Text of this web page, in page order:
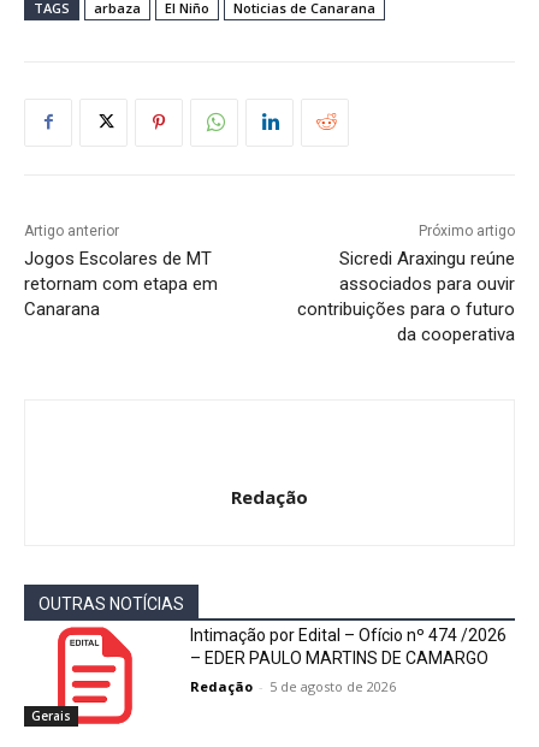
TAGS arbaza El Niño Noticias de Canarana
Artigo anterior
Jogos Escolares de MT
retornam com etapa em
Canarana
Próximo artigo
Sicredi Araxingu reúne
associados para ouvir
contribuições para o futuro
da cooperativa
Redação
OUTRAS NOTÍCIAS
Gerais
Intimação por Edital – Ofício nº 474 /2026
– EDER PAULO MARTINS DE CAMARGO
Redação - 5 de agosto de 2026